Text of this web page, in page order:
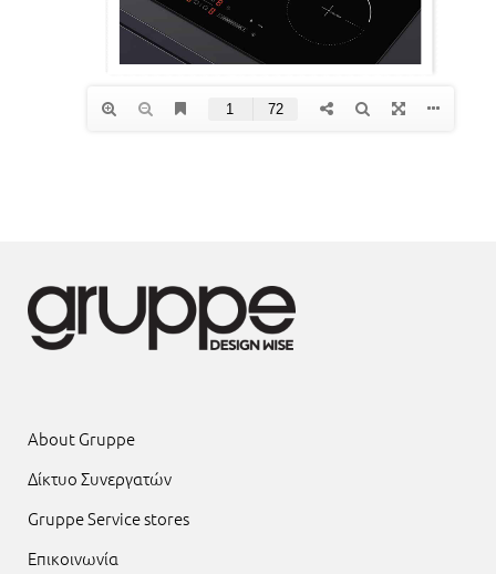
About Gruppe
Δίκτυο Συνεργατών
Gruppe Service stores
Επικοινωνία